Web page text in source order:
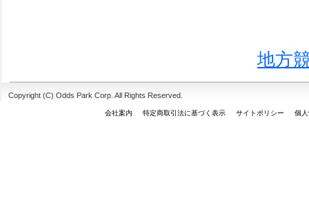
地方
Copyright (C) Odds Park Corp. All Rights Reserved.
会社案内 特定商取引法に基づく表示 サイトポリシー 個